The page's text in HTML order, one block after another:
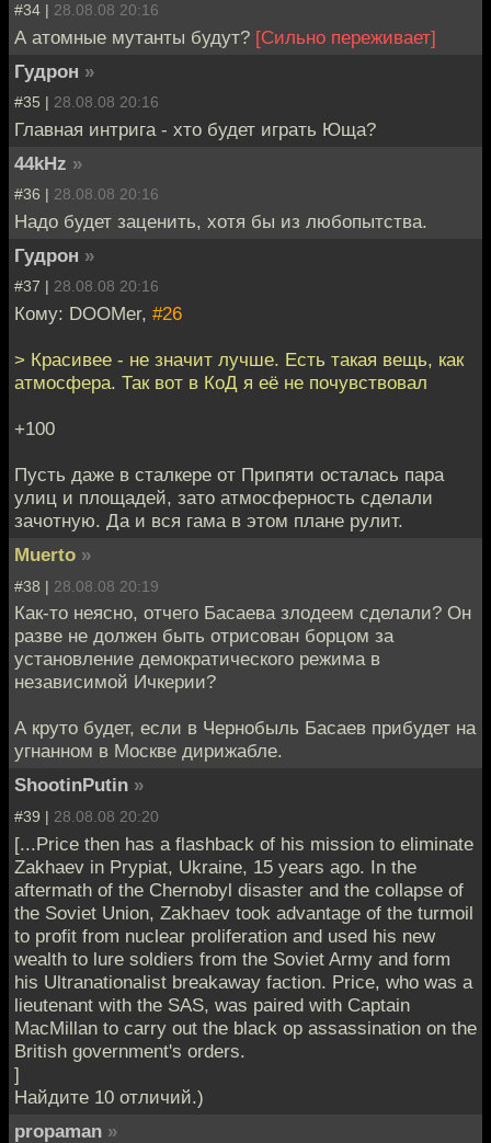
#34 | 28.08.08 20:16
А атомные мутанты будут? [Сильно переживает]
Гудрон »
#35 | 28.08.08 20:16
Главная интрига - хто будет играть Юща?
44kHz »
#36 | 28.08.08 20:16
Надо будет заценить, хотя бы из любопытства.
Гудрон »
#37 | 28.08.08 20:16
Кому: DOOMer, #26
> Красивее - не значит лучше. Есть такая вещь, как
атмосфера. Так вот в КоД я её не почувствовал
+100
Пусть даже в сталкере от Припяти осталась пара
улиц и площадей, зато атмосферность сделали
зачотную. Да и вся гама в этом плане рулит.
Muerto »
#38 | 28.08.08 20:19
Как-то неясно, отчего Басаева злодеем сделали? Он
разве не должен быть отрисован борцом за
установление демократического режима в
независимой Ичкерии?
А круто будет, если в Чернобыль Басаев прибудет на
угнанном в Москве дирижабле.
ShootinPutin »
#39 | 28.08.08 20:20
[...Price then has a flashback of his mission to eliminate
Zakhaev in Prypiat, Ukraine, 15 years ago. In the
aftermath of the Chernobyl disaster and the collapse of
the Soviet Union, Zakhaev took advantage of the turmoil
to profit from nuclear proliferation and used his new
wealth to lure soldiers from the Soviet Army and form
his Ultranationalist breakaway faction. Price, who was a
lieutenant with the SAS, was paired with Captain
MacMillan to carry out the black op assassination on the
British government's orders.
]
Найдите 10 отличий.)
propaman »